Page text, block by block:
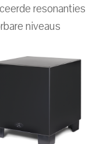
resonanties
niveaus